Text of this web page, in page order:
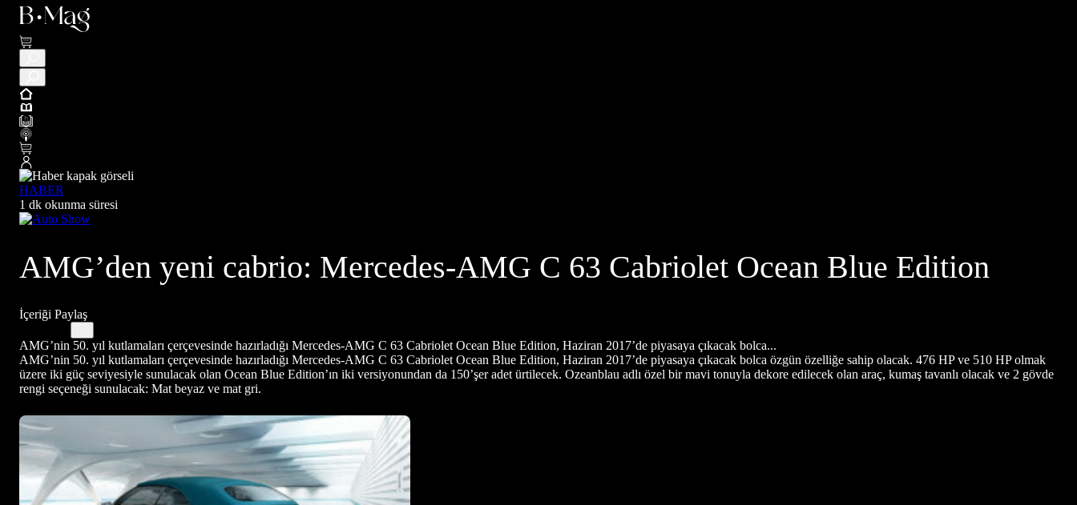
HABER
1 dk okunma süresi
AMG’den yeni cabrio: Mercedes-AMG C 63 Cabriolet Ocean Blue Edition
İçeriği Paylaş
AMG’nin 50. yıl kutlamaları çerçevesinde hazırladığı Mercedes-AMG C 63 Cabriolet Ocean Blue Edition, Haziran 2017’de piyasaya çıkacak bolca...
AMG’nin 50. yıl kutlamaları çerçevesinde hazırladığı Mercedes-AMG C 63 Cabriolet Ocean Blue Edition, Haziran 2017’de piyasaya çıkacak bolca özgün özelliğe sahip olacak. 476 HP ve 510 HP olmak
üzere iki güç seviyesiyle sunulacak olan Ocean Blue Edition’ın iki versiyonundan da 150’şer adet ürtilecek. Ozeanblau adlı özel bir mavi tonuyla dekore edilecek olan araç, kumaş tavanlı olacak ve 2 gövde
rengi seçeneği sunulacak: Mat beyaz ve mat gri.